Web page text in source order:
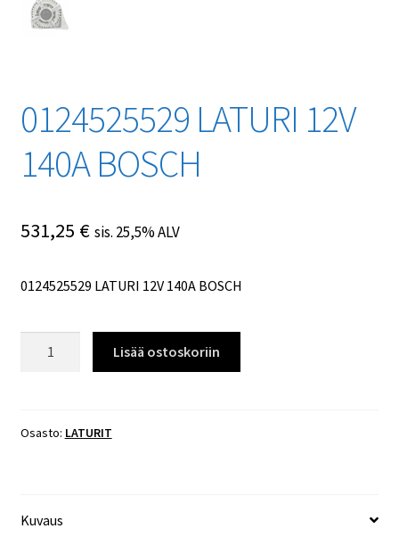
0124525529 LATURI 12V
140A BOSCH
531,25 € sis. 25,5% ALV
0124525529 LATURI 12V 140A BOSCH
BOSCH
Lisää ostoskoriin
Osasto: LATURIT
Kuvaus